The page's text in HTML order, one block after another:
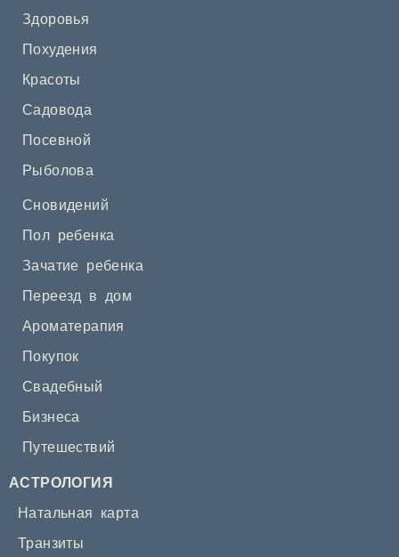
Здоровья
Похудения
Красоты
Садовода
Посевной
Рыболова
Сновидений
Пол ребенка
Зачатие ребенка
Переезд в дом
Ароматерапия
Покупок
Свадебный
Бизнеса
Путешествий
АСТРОЛОГИЯ
Натальная карта
Транзиты